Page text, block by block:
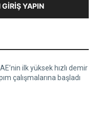
YAPIN
ilk yüksek hızlı demir
çalışmalarına başladı